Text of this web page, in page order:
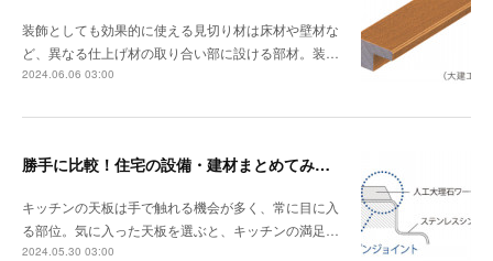
装飾としても効果的に使える見切り材は床材や壁材な
ど、異なる仕上げ材の取り合い部に設ける部材。装…
2024.06.06 03:00
勝手に比較！住宅の設備・建材まとめてみました！～キッチン天板の素材編
キッチンの天板は手で触れる機会が多く、常に目に入
る部位。気に入った天板を選ぶと、キッチンの満足…
2024.05.30 03:00